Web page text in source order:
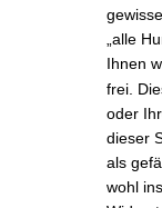
„alle
Ihnen
frei.
oder
dieser
als
wohl